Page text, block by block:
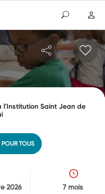
l'Institution Saint Jean de
TOUS
2026 7 mois